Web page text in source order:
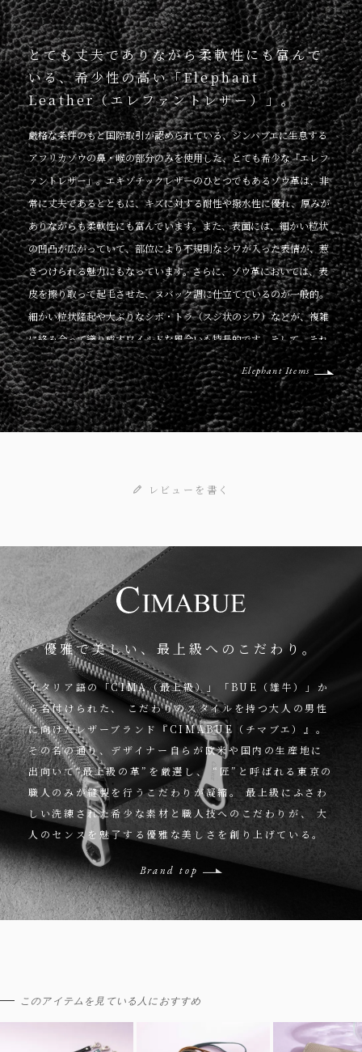
とても丈夫でありながら柔軟性にも富んで
いる、希少性の高い「Elephant
Leather（エレファントレザー）」。
厳格な条件のもと国際取引が認められている、ジンバブエに生息する
アフリカゾウの鼻・喉の部分のみを使用した、とても希少な「エレフ
ァントレザー」。エキゾチックレザーのひとつでもあるゾウ革は、非
常に丈夫であるとともに、キズに対する耐性や撥水性に優れ、厚みが
ありながらも柔軟性にも富んでいます。また、表面には、細かい粒状
の凹凸が広がっていて、部位により不規則なシワが入った表情が、惹
きつけられる魅力にもなっています。さらに、ゾウ革においては、表
皮を擦り取って起毛させた、ヌバック調に仕立てているのが一般的。
細かい粒状隆起や大ぶりなシボ・トラ（スジ状のシワ）などが、複雑
に絡み合って織り成すワイルドな風合いも特長的です。そして、それ
らの表情は、不規則なので同じように見えるものがなく、オンリーワ
ンの個性を創出。使い込むほどにツヤ・色味が増していく、魅力的な
エイジングも楽しめます。
Elephant Items
レビューを書く
優雅で美しい、最上級へのこだわり。
イタリア語の「CIMA（最上級）」「BUE（雄牛）」か
ら名付けられた、
こだわりのスタイルを持つ大人の男性
に向けたレザーブランド『CIMABUE（チマブエ）』。
その名の通り、デザイナー自らが欧米や国内の生産地に
出向いて“最上級の革”を厳選し、 “匠”と呼ばれる東京の
職人のみが縫製を行うこだわりが凝縮。
最上級にふさわ
しい洗練された希少な素材と職人技へのこだわりが、
大
人のセンスを魅了する優雅な美しさを創り上げている。
Brand top
このアイテムを見ている人におすすめ